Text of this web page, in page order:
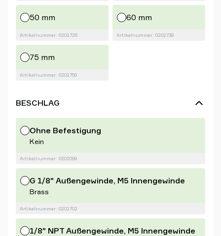
50 mm
Artikelnummer: 0202726
60 mm
Artikelnummer: 0202738
75 mm
Artikelnummer: 0202750
BESCHLAG
Ohne Befestigung
Kein
Artikelnummer: 0202099
G 1/8" Außengewinde, M5 Innengewinde
Brass
Artikelnummer: 0202702
1/8" NPT Außengewinde, M5 Innengewinde